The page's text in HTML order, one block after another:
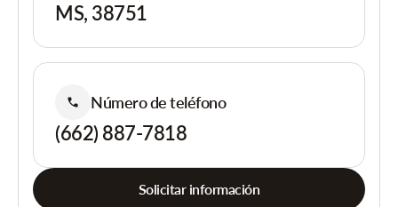
MS, 38751
Número de teléfono
(662) 887-7818
Solicitar información